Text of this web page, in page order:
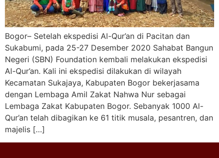
Bogor– Setelah ekspedisi Al-Qur’an di Pacitan dan
Sukabumi, pada 25-27 Desember 2020 Sahabat Bangun
Negeri (SBN) Foundation kembali melakukan ekspedisi
Al-Qur’an. Kali ini ekspedisi dilakukan di wilayah
Kecamatan Sukajaya, Kabupaten Bogor bekerjasama
dengan Lembaga Amil Zakat Nahwa Nur sebagai
Lembaga Zakat Kabupaten Bogor. Sebanyak 1000 Al-
Qur’an telah dibagikan ke 61 titik musala, pesantren, dan
majelis […]